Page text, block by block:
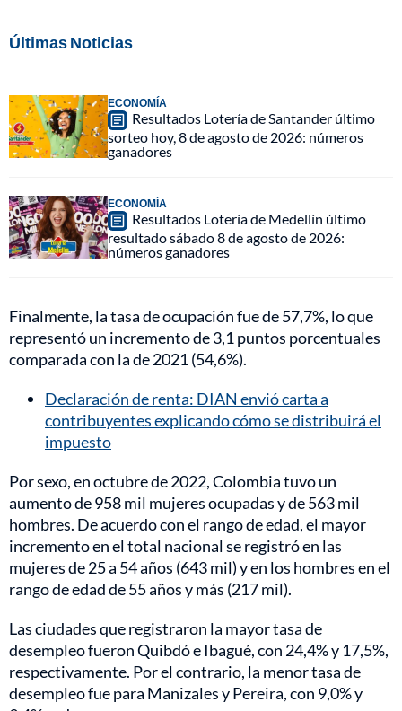
Últimas Noticias
ECONOMÍA
Resultados Lotería de Santander último
sorteo hoy, 8 de agosto de 2026: números
ganadores
ECONOMÍA
Resultados Lotería de Medellín último
resultado sábado 8 de agosto de 2026:
números ganadores
Finalmente, la tasa de ocupación fue de 57,7%, lo que
representó un incremento de 3,1 puntos porcentuales
comparada con la de 2021 (54,6%).
Declaración de renta: DIAN envió carta a
contribuyentes explicando cómo se distribuirá el
impuesto
Por sexo, en octubre de 2022, Colombia tuvo un
aumento de 958 mil mujeres ocupadas y de 563 mil
hombres. De acuerdo con el rango de edad, el mayor
incremento en el total nacional se registró en las
mujeres de 25 a 54 años (643 mil) y en los hombres en el
rango de edad de 55 años y más (217 mil).
Las ciudades que registraron la mayor tasa de
desempleo fueron Quibdó e Ibagué, con 24,4% y 17,5%,
respectivamente. Por el contrario, la menor tasa de
desempleo fue para Manizales y Pereira, con 9,0% y